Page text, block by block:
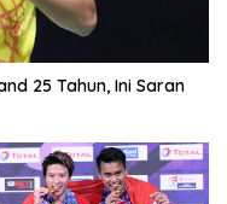
25 Tahun, Ini Saran